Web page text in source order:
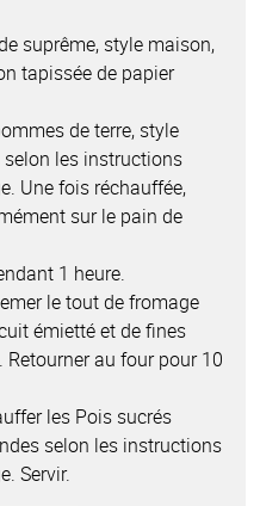
suprême, style maison,
tapissée de papier
de terre, style
les instructions
Une fois réchauffée,
sur le pain de
1 heure.
le tout de fromage
émietté et de fines
Retourner au four pour 10
les Pois sucrés
selon les instructions
Servir.